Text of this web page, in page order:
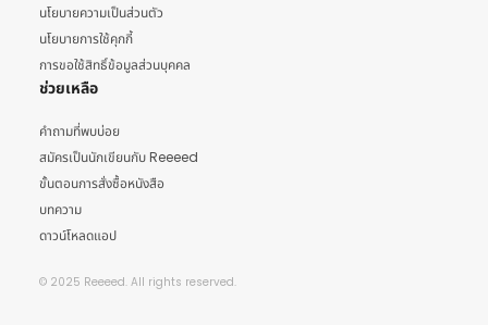
นโยบายความเป็นส่วนตัว
นโยบายการใช้คุกกี้
การขอใช้สิทธิ์ข้อมูลส่วนบุคคล
ช่วยเหลือ
คำถามที่พบบ่อย
สมัครเป็นนักเขียนกับ Reeeed
ขั้นตอนการสั่งซื้อหนังสือ
บทความ
ดาวน์โหลดแอป
© 2025 Reeeed. All rights reserved.